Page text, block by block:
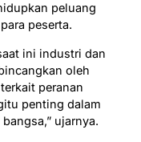
peluang
peserta.
ini industri dan
oleh
peranan
penting dalam
ujarnya.